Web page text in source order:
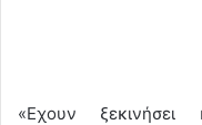
«Εχουν ξεκινήσει